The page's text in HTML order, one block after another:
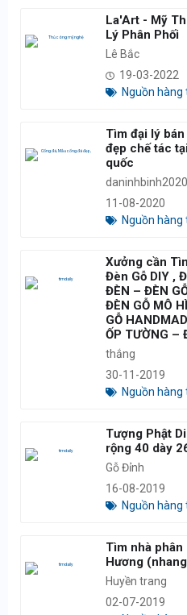
La'Art - Mỹ
Lý Phân Phối
Lê Bắc
19-03-2022
Nguồn
Tìm đại lý
đẹp chế tác
quốc
daninhbinh2020
11-08-2020
Nguồn
Xưởng cần
Đèn Gỗ DIY ,
ĐÈN – ĐÈN
ĐÈN GỖ MÔ
GỖ
ỐP TƯỜNG –
thắng
30-11-2019
Nguồn
Tượng Phật
rộng 40 dày
Gỗ Đỉnh
16-08-2019
Nguồn
Tìm nhà
Hương
Huyền trang
02-07-2019